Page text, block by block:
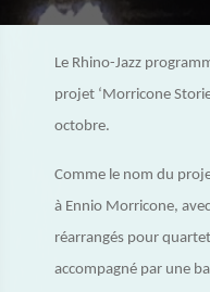
Le Rhino-Jazz
projet ‘Morricone
octobre.
Comme le nom du
à Ennio Morricone,
réarrangés pour
accompagné par une